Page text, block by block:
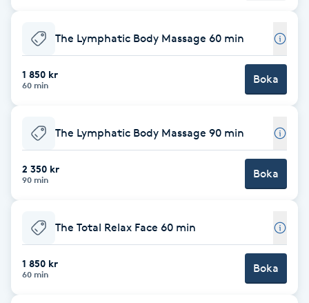
Color correction
Cryoterapi
Damklippning
The Lymphatic Body Massage 60 min
1 850 kr
60 min Boka
The Lymphatic Body Massage 90 min
2 350 kr
90 min Boka
The Total Relax Face 60 min
1 850 kr
60 min Boka